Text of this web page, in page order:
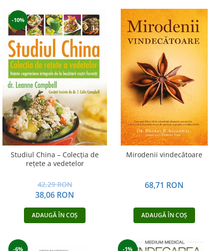
-10%
Studiul China – Colecţia de
reţete a vedetelor
42,29 RON
38,06 RON
ADAUGĂ ÎN COȘ
Mirodenii vindecătoare
68,71 RON
ADAUGĂ ÎN COȘ
-6% -1%